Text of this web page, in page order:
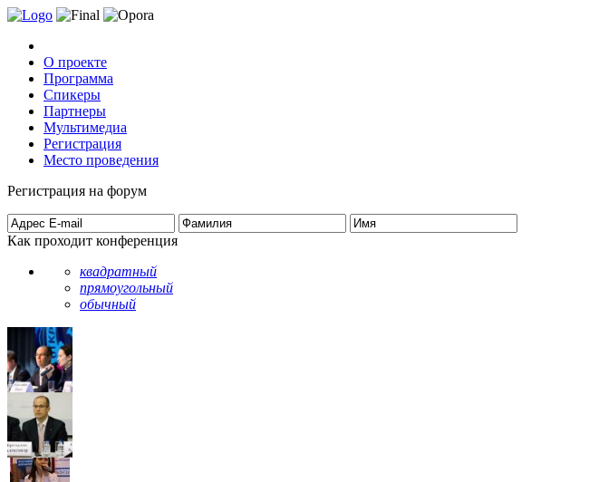
О проекте
Программа
Спикеры
Партнеры
Мультимедиа
Регистрация
Место проведения
Регистрация на форум
Как проходит конференция
квадратный
прямоугольный
обычный